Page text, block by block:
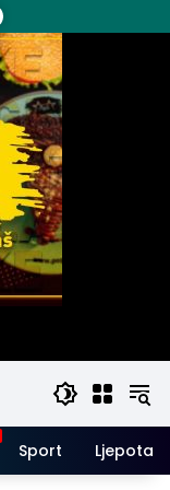
Sport Ljepota i